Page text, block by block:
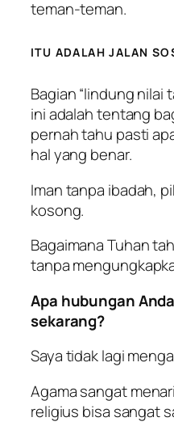
teman-teman.
ITU ADALAH JALAN
Bagian “lindung nilai
ini adalah tentang
pernah tahu pasti
hal yang benar.
Iman tanpa ibadah,
kosong.
Bagaimana Tuhan
tanpa
Apa hubungan
sekarang?
Saya tidak lagi
Agama sangat
religius bisa sangat